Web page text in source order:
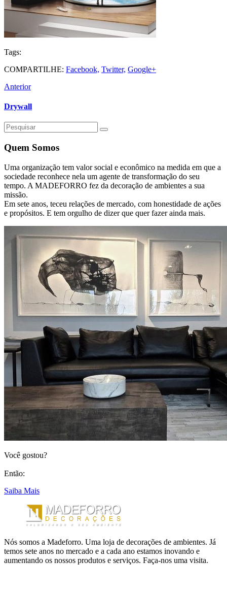
Tags:
COMPARTILHE: Facebook, Twitter, Google+
Anterior
Drywall
Quem Somos
Uma organização tem valor social e econômico na medida em que a
sociedade reconhece nela um agente de transformação do seu
tempo. A MADEFORRO fez da decoração de ambientes a sua
missão.
Em sete anos, teceu relações de mercado, com honestidade de ações
e propósitos. E tem orgulho de dizer que quer fazer ainda mais.
Você gostou?
Então:
Saiba Mais
Nós somos a Madeforro. Uma loja de decorações de ambientes. Já
temos sete anos no mercado e a cada ano estamos inovando e
aumentando os nossos produtos e serviços. Faça-nos uma visita.